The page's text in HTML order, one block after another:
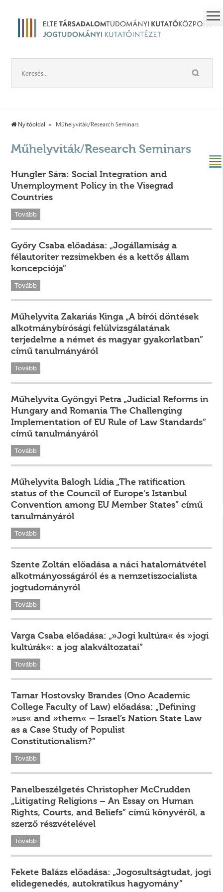
Nyitóoldal Műhelyviták/Research Seminars
Műhelyviták/Research Seminars
Hungler Sára: Social Integration and
Unemployment Policy in the Visegrad
Countries
Tovább
Győry Csaba előadása: „Jogállamiság a
félautoriter rezsimekben és a kettős állam
koncepciója”
Tovább
Műhelyvita Zakariás Kinga „A bírói döntések
alkotmánybírósági felülvizsgálatának
terjedelme a német és magyar gyakorlatban”
című tanulmányáról
Tovább
Műhelyvita Gyöngyi Petra „Judicial Reforms in
Hungary and Romania The Challenging
Implementation of EU Rule of Law Standards”
című tanulmányáról
Tovább
Műhelyvita Balogh Lídia „The ratification
status of the Council of Europe's Istanbul
Convention among EU Member States” című
tanulmányáról
Tovább
Szente Zoltán előadása a náci hatalomátvétel
alkotmányosságáról és a nemzetiszocialista
jogtudományról
Tovább
Varga Csaba előadása: „»Jogi kultúra« és »jogi
kultúrák«: a jog alakváltozatai”
Tovább
Tamar Hostovsky Brandes (Ono Academic
College Faculty of Law) előadása: „Defining
»us« and »them« – Israel’s Nation State Law
as a Case Study of Populist
Constitutionalism?”
Tovább
Panelbeszélgetés Christopher McCrudden
„Litigating Religions – An Essay on Human
Rights, Courts, and Beliefs” című könyvéről, a
szerző részvételével
Tovább
Fekete Balázs előadása: „Jogosultságtudat, jogi
elidegenedés, autokratikus hagyomány”